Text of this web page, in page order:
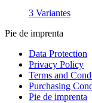
3 Variantes
Pie de imprenta
Data Protection
Privacy Policy
Terms and
Purchasing
Pie de imprenta